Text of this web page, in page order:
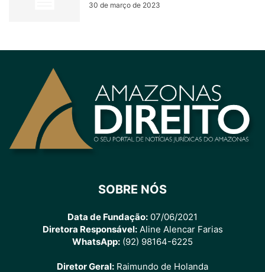
30 de março de 2023
SOBRE NÓS
Data de Fundação: 07/06/2021
Diretora Responsável:Aline Alencar Farias
WhatsApp: (92) 98164-6225
Diretor Geral: Raimundo de Holanda